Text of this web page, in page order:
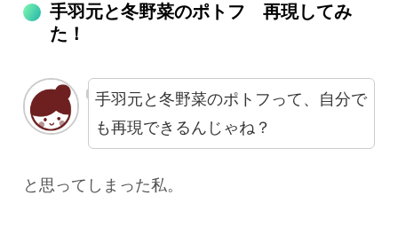
手羽元と冬野菜のポトフ 再現してみ
た！
手羽元と冬野菜のポトフって、自分で
も再現できるんじゃね？
と思ってしまった私。